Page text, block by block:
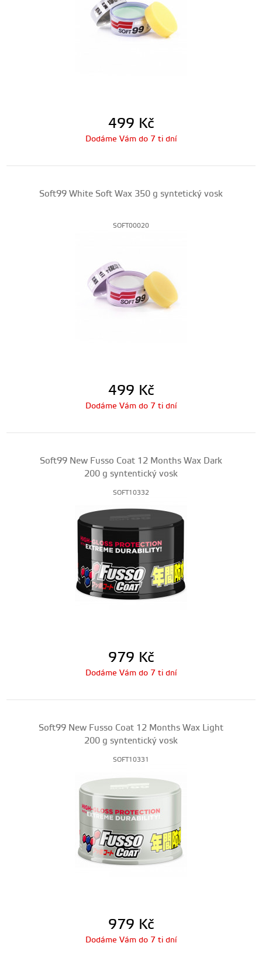
499 Kč
Dodáme Vám do 7 ti dní
Soft99 White Soft Wax 350 g syntetický vosk
SOFT00020
499 Kč
Dodáme Vám do 7 ti dní
Soft99 New Fusso Coat 12 Months Wax Dark
200 g syntentický vosk
SOFT10332
979 Kč
Dodáme Vám do 7 ti dní
Soft99 New Fusso Coat 12 Months Wax Light
200 g syntentický vosk
SOFT10331
979 Kč
Dodáme Vám do 7 ti dní